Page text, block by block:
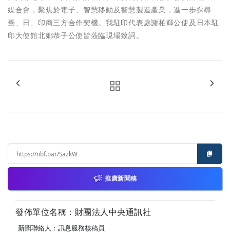
媒合會，聚焦於電子、智慧移動及智慧製造產業，進一步探尋
臺、日、印商三方合作契機。我駐印代表處謝柏輝公使及日本駐
印大使館北鄉恭子公使皆蒞臨現場致詞。
推廣新聞稿
發佈單位名稱：財團法人中央通訊社
新聞聯絡人：訊息服務核稿員